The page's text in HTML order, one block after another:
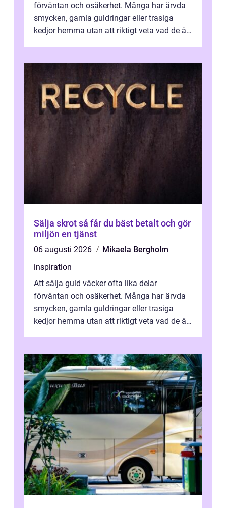
förväntan och osäkerhet. Många har ärvda
smycken, gamla guldringar eller trasiga
kedjor hemma utan att riktigt veta vad de är
Sälja skrot så får du bäst betalt och gör
miljön en tjänst
06 augusti 2026
Mikaela Bergholm
inspiration
Att sälja guld väcker ofta lika delar
förväntan och osäkerhet. Många har ärvda
smycken, gamla guldringar eller trasiga
kedjor hemma utan att riktigt veta vad de är